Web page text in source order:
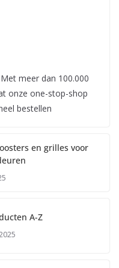
meer dan 100.000
onze one-stop-shop
bestellen
en grilles voor
A-Z